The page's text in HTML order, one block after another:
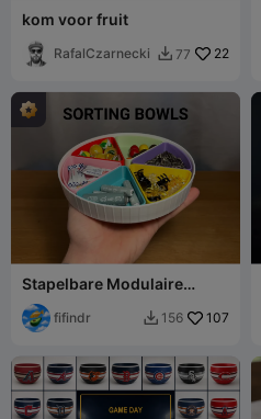
kom voor fruit
RafalCzarnecki  77 22
Stapelbare Modulaire
Sorteerschalen
fifindr  156 107